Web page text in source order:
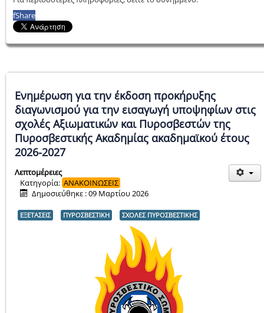
fShare
Ενημέρωση για την έκδοση προκήρυξης
διαγωνισμού για την εισαγωγή υποψηφίων στις
σχολές Αξιωματικών και Πυροσβεστών της
Πυροσβεστικής Ακαδημίας ακαδημαϊκού έτους
2026-2027
Λεπτομέρειες
Κατηγορία: ΑΝΑΚΟΙΝΩΣΕΙΣ
Δημοσιεύθηκε : 09 Μαρτίου 2026
ΕΞΕΤΑΣΕΙΣ ΠΥΡΟΣΒΕΣΤΙΚΗ ΣΧΟΛΕΣ ΠΥΡΟΣΒΕΣΤΙΚΗΣ